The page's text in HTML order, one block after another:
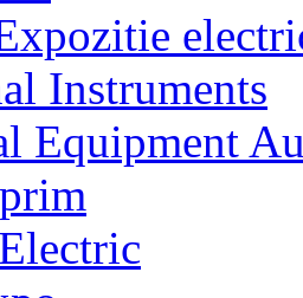
Instruments
Equipment